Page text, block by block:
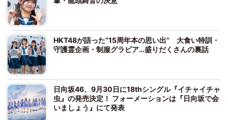
HKT48が語った“15周年本の思い出” 大食い特訓・
守護霊企画・制服グラビア…盛りだくさんの裏話
日向坂46、9月30日に18thシングル『イチャイチャ
虫』の発売決定！ フォーメーションは『日向坂で会
いましょう』にて発表